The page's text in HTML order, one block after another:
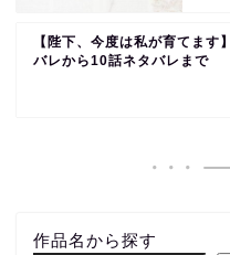
【陛下、今度は私が育てます
バレから10話ネタバレまで
作品名から探す